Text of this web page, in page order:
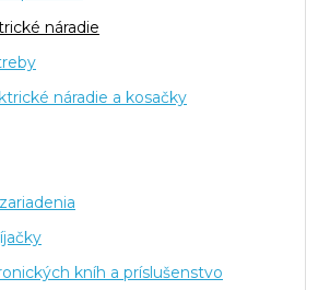
náradie
náradie a kosačky
kníh a príslušenstvo